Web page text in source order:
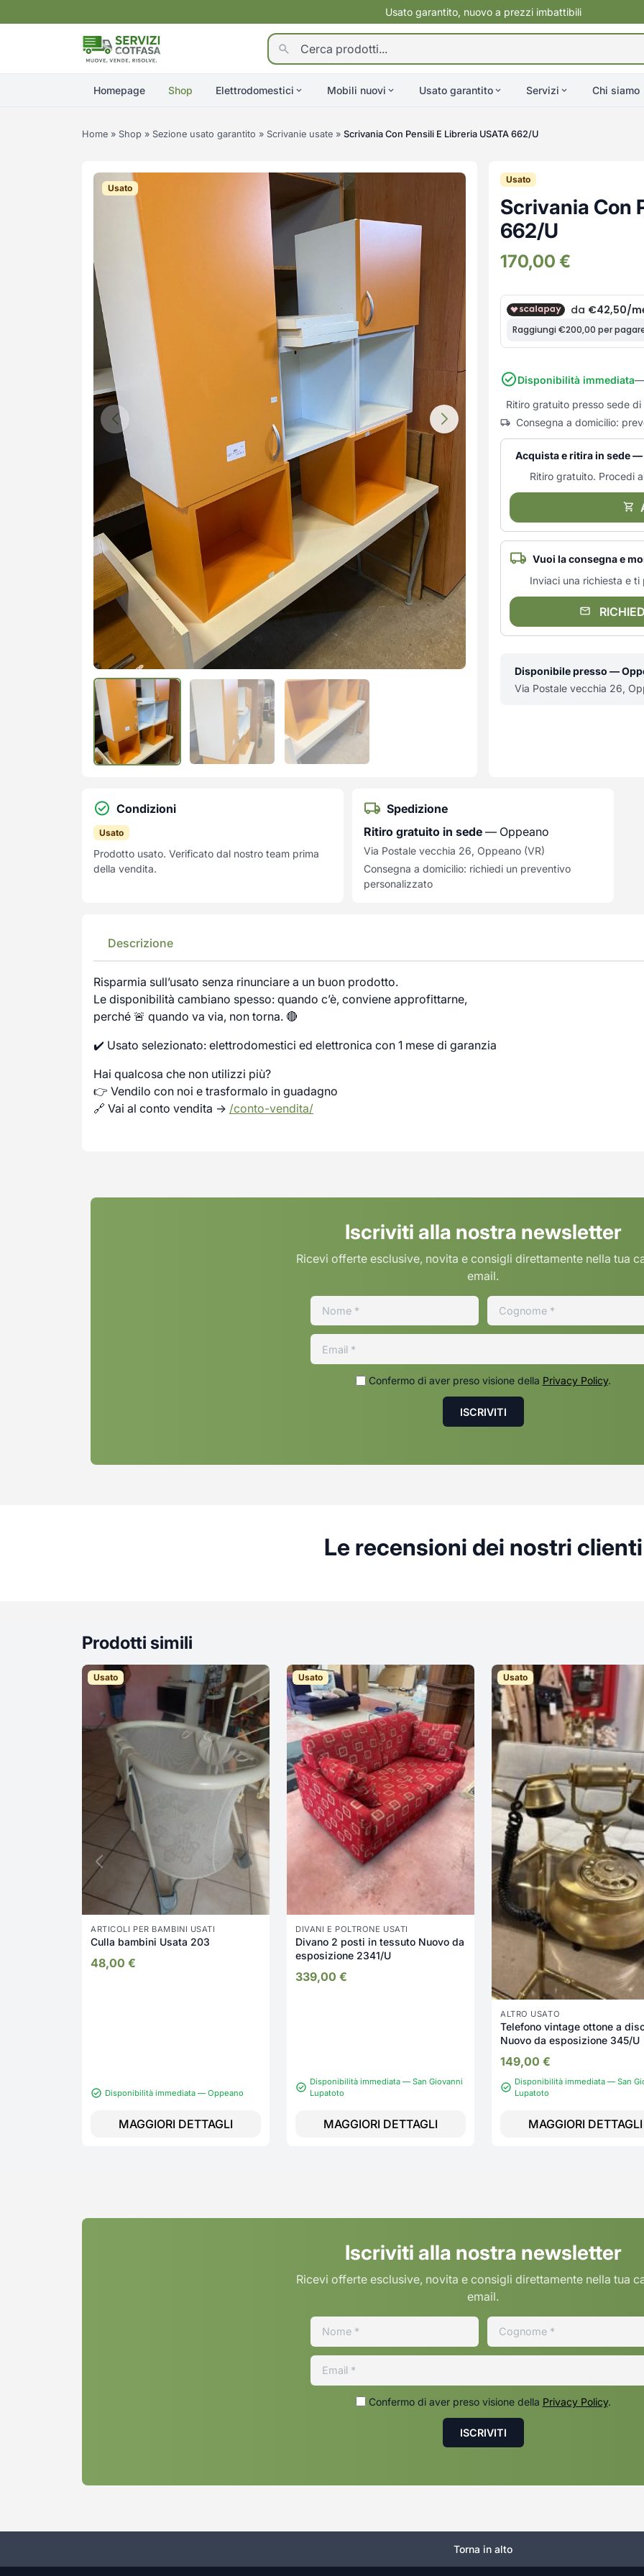
Usato garantito, nuovo a prezzi imbattibili
Homepage Shop Elettrodomestici Mobili nuovi Usato garantito Servizi Chi siamo
Home » Shop » Sezione usato garantito » Scrivanie usate » Scrivania Con Pensili E Libreria USATA 662/U
Usato
Usato
Scrivania Con
662/U
170,00 €
Disponibilità immediata—
Ritiro gratuito presso sede
Consegna a domicilio:
Acquista e ritira in sede —
Ritiro gratuito. Procedi
Vuoi la consegna e
Inviaci una richiesta e
Disponibile presso —
Via Postale vecchia 26,
Condizioni
Usato
Prodotto usato. Verificato dal nostro team prima
della vendita.
Spedizione
Ritiro gratuito in sede — Oppeano
Via Postale vecchia 26, Oppeano (VR)
Consegna a domicilio: richiedi un preventivo
personalizzato
Descrizione
Risparmia sull’usato senza rinunciare a un buon prodotto.
Le disponibilità cambiano spesso: quando c’è, conviene approfittarne,
perché 🚨 quando va via, non torna. 🔴
✔️ Usato selezionato: elettrodomestici ed elettronica con 1 mese di garanzia
Hai qualcosa che non utilizzi più?
👉 Vendilo con noi e trasformalo in guadagno
🔗 Vai al conto vendita → /conto-vendita/
Iscriviti alla nostra newsletter
Ricevi offerte esclusive, novita e consigli direttamente nella tua
email.
Confermo di aver preso visione della Privacy Policy.
Le recensioni dei nostri clienti
Prodotti simili
Usato
ARTICOLI PER BAMBINI USATI
Culla bambini Usata 203
48,00 €
Disponibilità immediata — Oppeano
MAGGIORI DETTAGLI
Usato
DIVANI E POLTRONE USATI
Divano 2 posti in tessuto Nuovo da
esposizione 2341/U
339,00 €
Disponibilità immediata — San Giovanni
Lupatoto
MAGGIORI DETTAGLI
Usato
ALTRO USATO
Telefono vintage ottone a
Nuovo da esposizione 345/U
149,00 €
Disponibilità immediata — San
Lupatoto
MAGGIORI DETTAGLI
Iscriviti alla nostra newsletter
Ricevi offerte esclusive, novita e consigli direttamente nella tua
email.
Confermo di aver preso visione della Privacy Policy.
Torna in alto